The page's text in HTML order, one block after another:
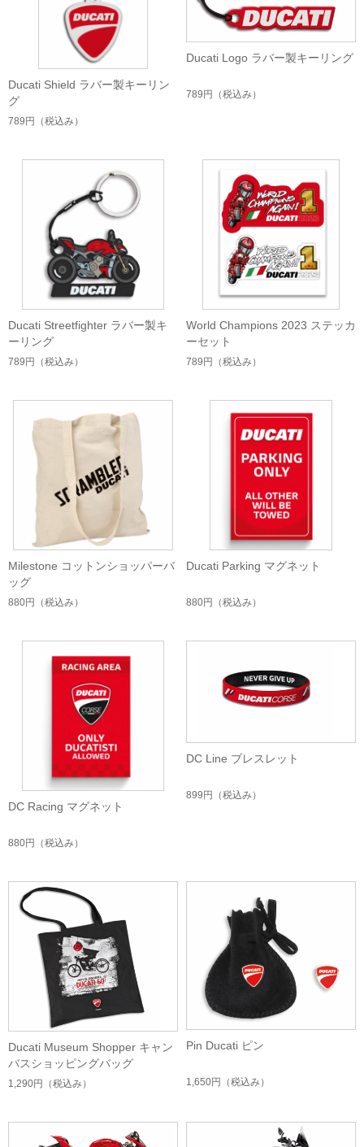
Ducati Shield ラバー製キーリン
グ
789円 （税込み）
Ducati Logo ラバー製キーリング
789円 （税込み）
Ducati Streetfighter ラバー製キ
ーリング
789円 （税込み）
World Champions 2023 ステッカ
ーセット
789円 （税込み）
Milestone コットンショッパーバ
ッグ
880円 （税込み）
Ducati Parking マグネット
880円 （税込み）
DC Racing マグネット
880円 （税込み）
DC Line ブレスレット
899円 （税込み）
Ducati Museum Shopper キャン
バスショッピングバッグ
1,290円 （税込み）
Pin Ducati ピン
1,650円 （税込み）